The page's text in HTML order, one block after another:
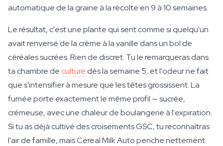
automatique de la graine à la récolte en 9 à 10 semaines.
Le résultat, c'est une plante qui sent comme si quelqu'un
avait renversé de la crème à la vanille dans un bol de
céréales sucrées. Rien de discret. Tu le remarqueras dans
ta chambre de culture dès la semaine 5, et l'odeur ne fait
que s'intensifier à mesure que les têtes grossissent. La
fumée porte exactement le même profil — sucrée,
crémeuse, avec une chaleur de boulangerie à l'expiration.
Si tu as déjà cultivé des croisements GSC, tu reconnaîtras
l'air de famille, mais Cereal Milk Auto penche nettement